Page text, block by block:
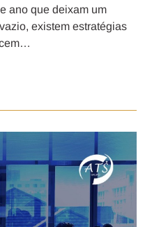
ano que deixam um
existem estratégias